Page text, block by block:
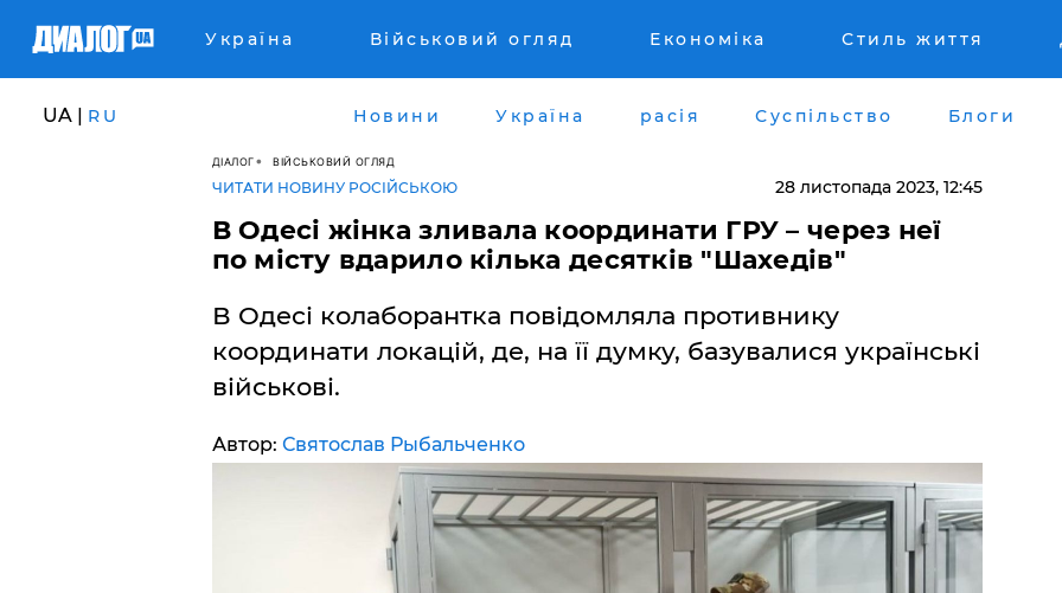
Україна Військовий огляд Економіка Стиль життя
UA | RU Новини Україна расія Суспільство Блоги
ДІАЛОГ ВІЙСЬКОВИЙ ОГЛЯД
ЧИТАТИ НОВИНУ РОСІЙСЬКОЮ 28 листопада 2023, 12:45
В Одесі жінка зливала координати ГРУ – через неї
по місту вдарило кілька десятків "Шахедів"
В Одесі колаборантка повідомляла противнику
координати локацій, де, на її думку, базувалися українські
військові.
Автор: Святослав Рыбальченко